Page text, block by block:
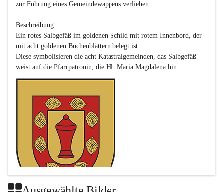
zur Führung eines Gemeindewappens verliehen.
Beschreibung:
Ein rotes Salbgefäß im goldenen Schild mit rotem Innenbord, der
mit acht goldenen Buchenblättern belegt ist.
Diese symbolisieren die acht Katastralgemeinden, das Salbgefäß